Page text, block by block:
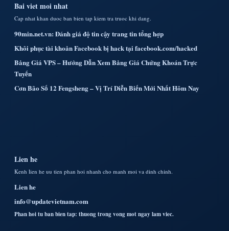
Bai viet moi nhat
Cap nhat khan duoc ban bien tap kiem tra truoc khi dang.
90min.net.vn: Đánh giá độ tin cậy trang tin tổng hợp
Khôi phục tài khoản Facebook bị hack tại facebook.com/hacked
Bảng Giá VPS – Hướng Dẫn Xem Bảng Giá Chứng Khoán Trực
Tuyến
Cơn Bão Số 12 Fengsheng – Vị Trí Diễn Biến Mới Nhất Hôm Nay
Lien he
Kenh lien he uu tien phan hoi nhanh cho manh moi va dinh chinh.
Lien he
info@updatevietnam.com
Phan hoi tu ban bien tap: thuong trong vong mot ngay lam viec.